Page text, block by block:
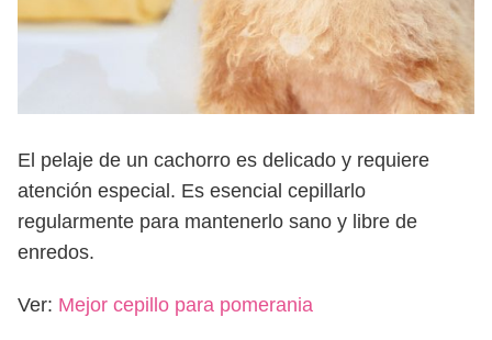
El pelaje de un cachorro es delicado y requiere
atención especial. Es esencial cepillarlo
regularmente para mantenerlo sano y libre de
enredos.
Ver: Mejor cepillo para pomerania